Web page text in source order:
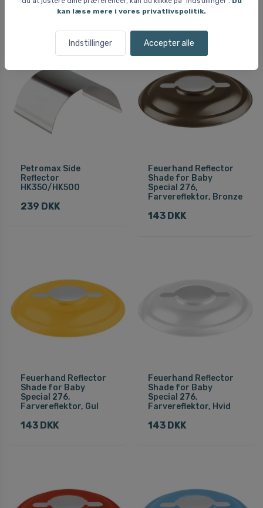
kan læse mere i vores privatlivspolitik.
Indstillinger Accepter alle
239 DKK
Petromax Side
Reflector
HK350/HK500
239 DKK
Feuerhand Reflector
Shade for Baby
Special 276,
Farvereflektor, Bronze
143 DKK
Feuerhand Reflector
Shade for Baby
Special 276,
Farvereflektor, Gul
143 DKK
Feuerhand Reflector
Shade for Baby
Special 276,
Farvereflektor, Hvid
143 DKK